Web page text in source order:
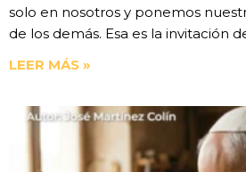
solo en nosotros y ponemos
de los demás. Esa es la invitación
LEER MÁS »